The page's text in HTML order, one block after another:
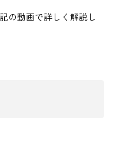
の動画で詳しく解説し